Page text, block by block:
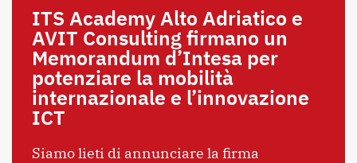
ITS Academy Alto Adriatico e
AVIT Consulting firmano un
Memorandum d’Intesa per
potenziare la mobilità
internazionale e l’innovazione
ICT
Siamo lieti di annunciare la firma